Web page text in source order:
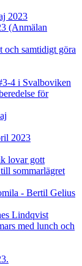
2023
(Anmälan
och samtidigt göra
4 i Svalboviken
för
2023
lovar gott
sommarlägret
- Bertil Gelius
Lindqvist
med lunch och